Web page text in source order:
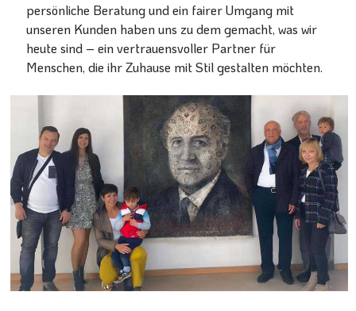
persönliche Beratung und ein fairer Umgang mit
unseren Kunden haben uns zu dem gemacht, was wir
heute sind – ein vertrauensvoller Partner für
Menschen, die ihr Zuhause mit Stil gestalten möchten.